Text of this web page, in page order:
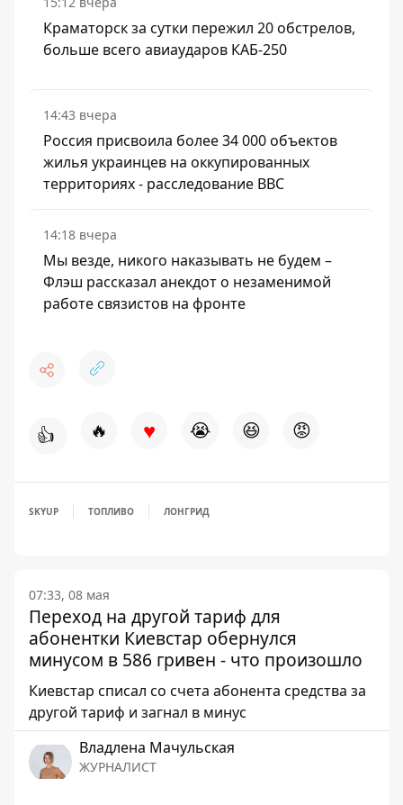
Краматорск за сутки пережил 20 обстрелов,
больше всего авиаударов КАБ-250
14:43 вчера
Россия присвоила более 34 000 объектов
жилья украинцев на оккупированных
территориях - расследование BBC
14:18 вчера
Мы везде, никого наказывать не будем –
Флэш рассказал анекдот о незаменимой
работе связистов на фронте
👍 🔥 ♥ 😭 😆 😡
SKYUP ТОПЛИВО ЛОНГРИД
07:33, 08 мая
Переход на другой тариф для
абонентки Киевстар обернулся
минусом в 586 гривен - что произошло
Киевстар списал со счета абонента средства за
другой тариф и загнал в минус
Владлена Мачульская
ЖУРНАЛИСТ